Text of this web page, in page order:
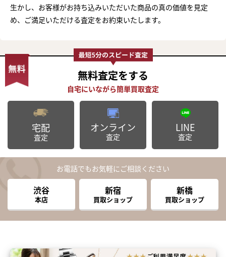
生かし、お客様がお持ち込みいただいた商品の真の価値を見定
め、ご満足いただける査定をお約束いたします。
無料査定をする
宅配
査定
オンライン
査定
LINE
査定
お電話でもお気軽にご相談ください
渋谷
本店
新宿
買取ショップ
新橋
買取ショップ